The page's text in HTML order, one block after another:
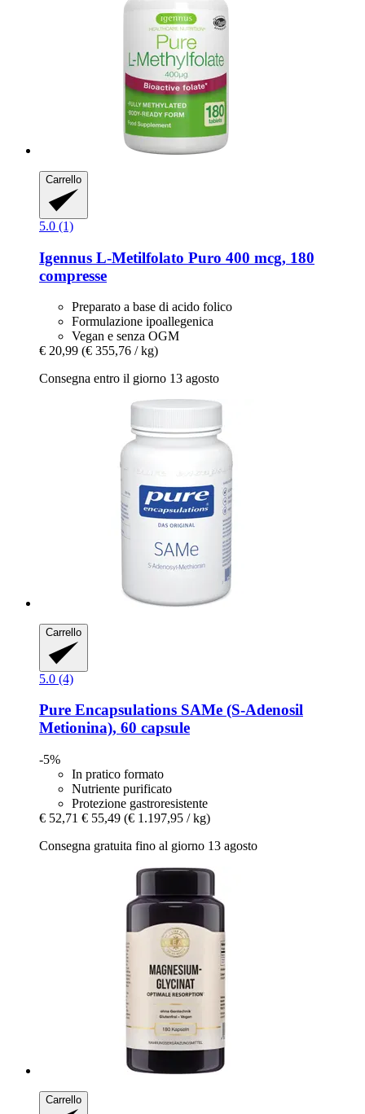
Carrello
5.0 (1)
Igennus L-​Metilfolato Puro 400 mcg, 180
compresse
Preparato a base di acido folico
Formulazione ipoallegenica
Vegan e senza OGM
€ 20,99 (€ 355,76 / kg)
Consegna entro il giorno 13 agosto
Carrello
5.0 (4)
Pure Encapsulations SAMe (S-​Adenosil
Metionina), 60 capsule
-5%
In pratico formato
Nutriente purificato
Protezione gastroresistente
€ 52,71 € 55,49 (€ 1.197,95 / kg)
Consegna gratuita fino al giorno 13 agosto
Carrello